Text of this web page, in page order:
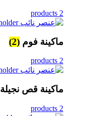
2 products
ماكينة فوم (2)
2 products
ماكينة قص نجيلة
2 products